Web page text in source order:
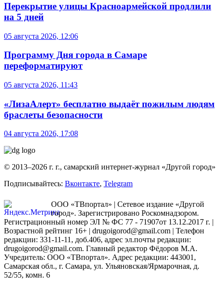
Перекрытие улицы Красноармейской продлили
на 5 дней
05 августа 2026, 12:06
Программу Дня города в Самаре
переформатируют
05 августа 2026, 11:43
«ЛизаАлерт» бесплатно выдаёт пожилым людям
браслеты безопасности
04 августа 2026, 17:08
© 2013–2026 г. г., самарский интернет-журнал «Другой город»
Подписывайтесь: Вконтакте, Telegram
ООО «ТВпортал» | Сетевое издание «Другой
город». Зарегистрировано Роскомнадзором.
Регистрационный номер ЭЛ № ФС 77 - 71907от 13.12.2017 г. |
Возрастной рейтинг 16+ | drugoigorod@gmail.com | Телефон
редакции: 331-11-11, доб.406, адрес эл.почты редакции:
drugoigorod@gmail.com. Главный редактор Фёдоров М.А.
Учредитель: ООО «ТВпортал». Адрес редакции: 443001,
Самарская обл., г. Самара, ул. Ульяновская/Ярмарочная, д.
52/55, комн. 6